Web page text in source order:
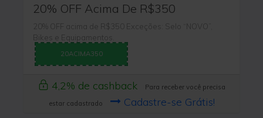
20% OFF Acima De R$350
20% OFF acima de R$350 Exceções: Selo “NOVO”,
Bikes e Equipamentos.
20ACIMA350
4,2% de cashback
Para receber você precisa
estar cadastrado
Cadastre-se Grátis!